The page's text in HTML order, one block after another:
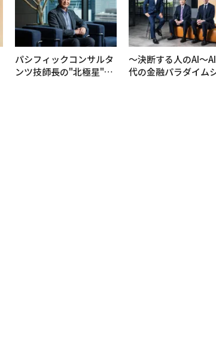
パシフィックコンサルタ
ンツ技師長の"北極星"。
〜決断する人のAI〜
代の金融パラダイム